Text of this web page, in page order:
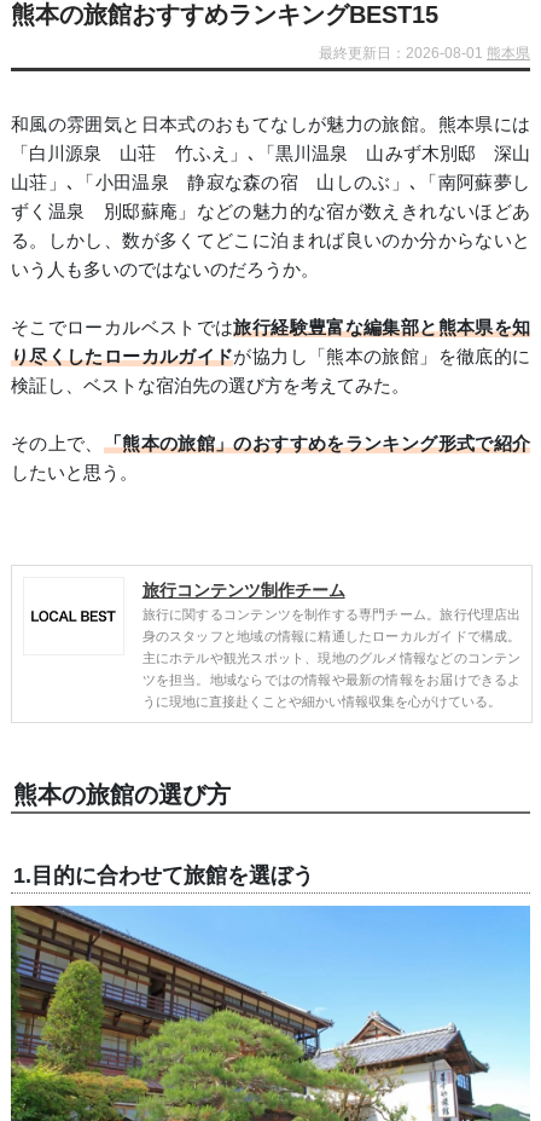
熊本の旅館おすすめランキングBEST15
最終更新日：2026-08-01 熊本県
和風の雰囲気と日本式のおもてなしが魅力の旅館。熊本県には
「白川源泉 山荘 竹ふえ」､「黒川温泉 山みず木別邸 深山
山荘」､「小田温泉 静寂な森の宿 山しのぶ」､「南阿蘇夢し
ずく温泉 別邸蘇庵」などの魅力的な宿が数えきれないほどあ
る。しかし、数が多くてどこに泊まれば良いのか分からないと
いう人も多いのではないのだろうか。
そこでローカルベストでは旅行経験豊富な編集部と熊本県を知
り尽くしたローカルガイドが協力し「熊本の旅館」を徹底的に
検証し、ベストな宿泊先の選び方を考えてみた。
その上で、 「熊本の旅館」のおすすめをランキング形式で紹介
したいと思う。
旅行コンテンツ制作チーム
旅行に関するコンテンツを制作する専門チーム。旅行代理店出
身のスタッフと地域の情報に精通したローカルガイドで構成。
主にホテルや観光スポット、現地のグルメ情報などのコンテン
ツを担当。地域ならではの情報や最新の情報をお届けできるよ
うに現地に直接赴くことや細かい情報収集を心がけている。
熊本の旅館の選び方
1.目的に合わせて旅館を選ぼう